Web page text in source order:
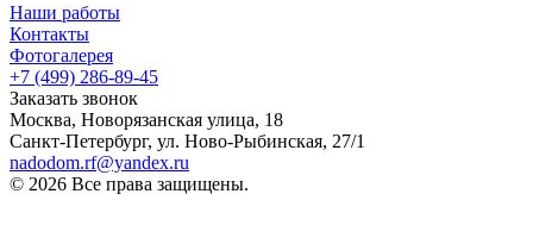
Наши работы
Контакты
Фотогалерея
+7 (499) 286-89-45
Заказать звонок
Москва, Новорязанская улица, 18
Санкт-Петербург, ул. Ново-Рыбинская, 27/1
nadodom.rf@yandex.ru
© 2026 Все права защищены.